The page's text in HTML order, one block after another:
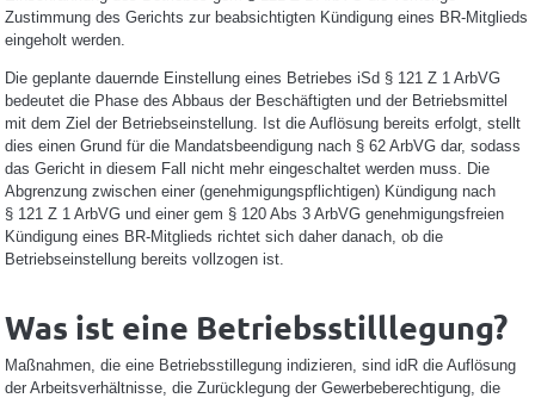
Zustimmung des Gerichts zur beabsichtigten Kündigung eines BR-Mitglieds
eingeholt werden.
Die geplante dauernde Einstellung eines Betriebes iSd § 121 Z 1 ArbVG
bedeutet die Phase des Abbaus der Beschäftigten und der Betriebsmittel
mit dem Ziel der Betriebseinstellung. Ist die Auflösung bereits erfolgt, stellt
dies einen Grund für die Mandatsbeendigung nach § 62 ArbVG dar, sodass
das Gericht in diesem Fall nicht mehr eingeschaltet werden muss. Die
Abgrenzung zwischen einer (genehmigungspflichtigen) Kündigung nach
§ 121 Z 1 ArbVG und einer gem § 120 Abs 3 ArbVG genehmigungsfreien
Kündigung eines BR-Mitglieds richtet sich daher danach, ob die
Betriebseinstellung bereits vollzogen ist.
Was ist eine Betriebsstilllegung?
Maßnahmen, die eine Betriebsstillegung indizieren, sind idR die Auflösung
der Arbeitsverhältnisse, die Zurücklegung der Gewerbeberechtigung, die